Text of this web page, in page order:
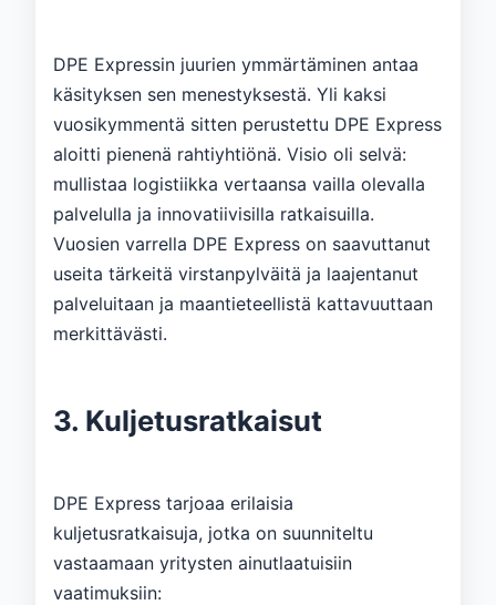
DPE Expressin juurien ymmärtäminen antaa
käsityksen sen menestyksestä. Yli kaksi
vuosikymmentä sitten perustettu DPE Express
aloitti pienenä rahtiyhtiönä. Visio oli selvä:
mullistaa logistiikka vertaansa vailla olevalla
palvelulla ja innovatiivisilla ratkaisuilla.
Vuosien varrella DPE Express on saavuttanut
useita tärkeitä virstanpylväitä ja laajentanut
palveluitaan ja maantieteellistä kattavuuttaan
merkittävästi.
3. Kuljetusratkaisut
DPE Express tarjoaa erilaisia ​​
kuljetusratkaisuja, jotka on suunniteltu
vastaamaan yritysten ainutlaatuisiin
vaatimuksiin: